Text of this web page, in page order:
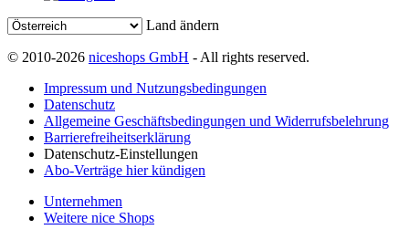
Land ändern
© 2010-2026 niceshops GmbH - All rights reserved.
Impressum und Nutzungsbedingungen
Datenschutz
Allgemeine Geschäftsbedingungen und Widerrufsbelehrung
Barrierefreiheitserklärung
Datenschutz-Einstellungen
Abo-Verträge hier kündigen
Unternehmen
Weitere nice Shops